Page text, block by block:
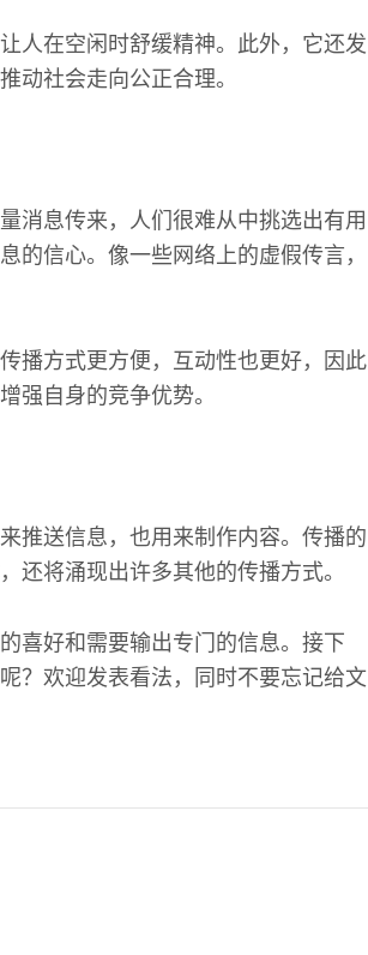
人在空闲时舒缓精神。此外，它还发
动社会走向公正合理。
消息传来，人们很难从中挑选出有用
的信心。像一些网络上的虚假传言，
播方式更方便，互动性也更好，因此
强自身的竞争优势。
推送信息，也用来制作内容。传播的
还将涌现出许多其他的传播方式。
喜好和需要输出专门的信息。接下
？欢迎发表看法，同时不要忘记给文